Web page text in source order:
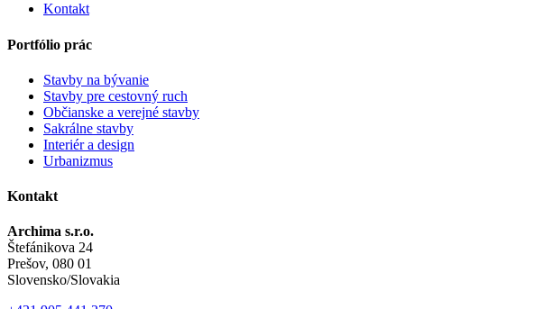
Kontakt
Portfólio prác
Stavby na bývanie
Stavby pre cestovný ruch
Občianske a verejné stavby
Sakrálne stavby
Interiér a design
Urbanizmus
Kontakt
Archima s.r.o.
Štefánikova 24
Prešov, 080 01
Slovensko/Slovakia